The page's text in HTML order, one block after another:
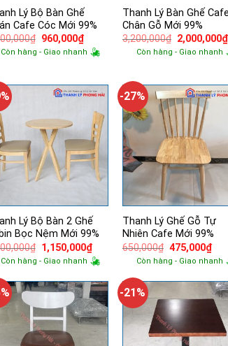
Lý Bộ Bàn Ghế
Cafe Cóc Mới 99%
₫ Giá
gốc
là:
960,000₫Giá
hiện
tại
Còn hàng - Giao nhanh
Thanh Lý Bàn Ghế
Chân Gỗ Mới 99%
3,200,000₫ Giá
gốc
là:
2,000,000₫
Còn hàng - Giao nhanh
Lý Bộ Bàn 2 Ghế
Bọc Nệm Mới 99%
₫ Giá
gốc
là:
1,150,000₫Giá
hiện
tại
1,150,000₫.
Còn hàng - Giao nhanh
-27%
Thanh Lý Ghế Gỗ Tự
Nhiên Cafe Mới 99%
650,000₫ Giá
gốc
là:
475,000₫Giá
tại
Còn hàng - Giao nhanh
-21%